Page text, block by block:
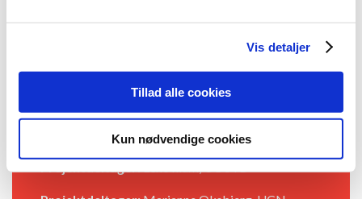
Vis detaljer
Tillad alle cookies
Kun nødvendige cookies
Charlotte Krogh, Absalon
Projektdeltager:Camilla Hellsten Østergaard,